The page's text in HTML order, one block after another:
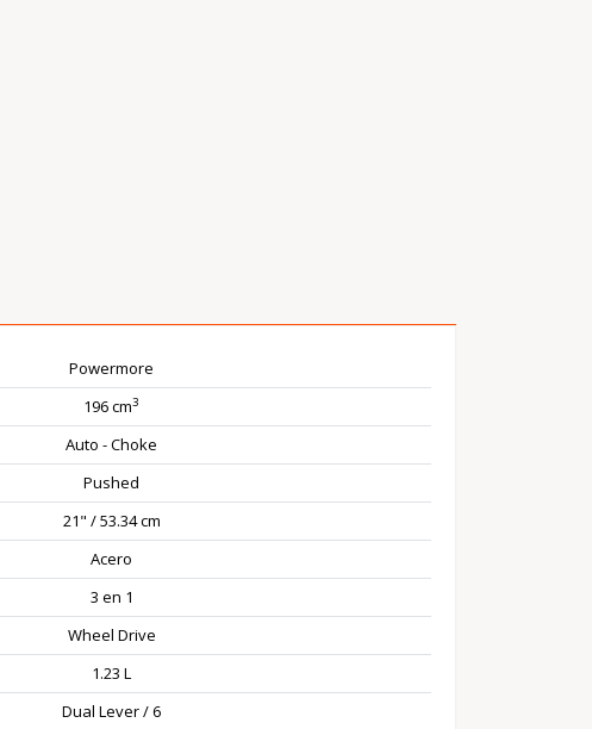
Powermore
196 cm3
Auto - Choke
Pushed
21" / 53.34 cm
Acero
3 en 1
Wheel Drive
1.23 L
Dual Lever / 6